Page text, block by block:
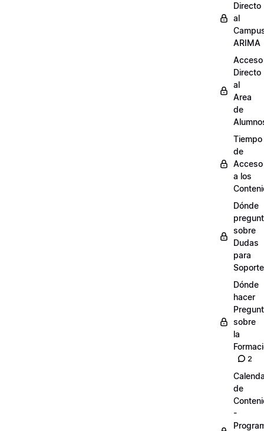
Directo
al
ARIMA
Acceso
Directo
al
Area
de
Tiempo
de
Acceso
a los
Dónde
sobre
Dudas
para
Soporte
Dónde
hacer
sobre
la
2
de
-